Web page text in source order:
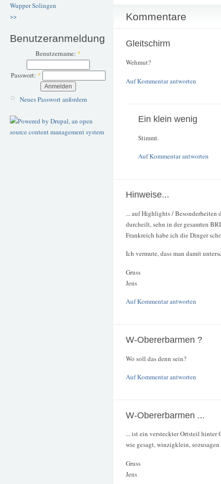
WupperSolingen
>>
Benutzeranmeldung
Benutzername: *
Passwort: *
Neues Passwort anfordern
Kommentare
Gleitschirm
Wehmut?
Auf Kommentar antworten
Ein klein wenig
Stimmt.
Auf Kommentar antworten
Hinweise...
... auf Highlights / Besonderheiten
durcheilt, sehn in der gesamten
Frankreich habe ich die Dinger
Ich vermute, dass man damit
Gruss
Jens
Auf Kommentar antworten
W-Obererbarmen ?
Wo soll das denn sein?
Auf Kommentar antworten
W-Obererbarmen ...
... ist ein versteckter Ortsteil
wie gesagt, winzigklein, sozusagen
Gruss
Jens